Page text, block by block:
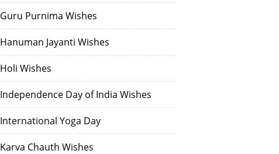
Guru Purnima Wishes
Hanuman Jayanti Wishes
Holi Wishes
Independence Day of India Wishes
International Yoga Day
Karva Chauth Wishes